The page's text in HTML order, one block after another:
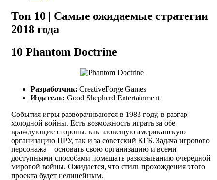
Топ 10 | Самые ожидаемые стратегии
2018 года
10 Phantom Doctrine
Разработчик: CreativeForge Games
Издатель: Good Shepherd Entertainment
События игры разворачиваются в 1983 году, в разгар
холодной войны. Есть возможность играть за обе
враждующие стороны: как зловещую американскую
организацию ЦРУ, так и за советский КГБ. Задача игрового
персонажа – основать свою организацию и всеми
доступными способами помешать развязыванию очередной
мировой войны. Ожидается, что стиль прохождения этого
проекта будет нелинейным.